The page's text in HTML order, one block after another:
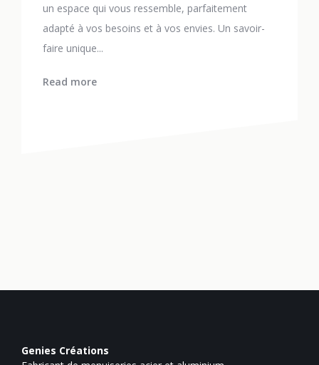
un espace qui vous ressemble, parfaitement
adapté à vos besoins et à vos envies. Un savoir-
faire unique...
Read more
Genies Créations